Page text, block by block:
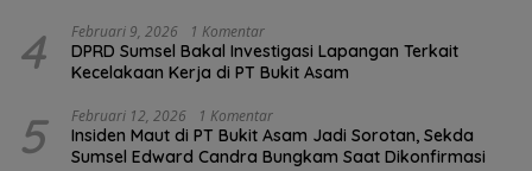
4 Februari 9, 2026 1 Komentar
DPRD Sumsel Bakal Investigasi Lapangan Terkait
Kecelakaan Kerja di PT Bukit Asam
5 Februari 12, 2026 1 Komentar
Insiden Maut di PT Bukit Asam Jadi Sorotan, Sekda
Sumsel Edward Candra Bungkam Saat Dikonfirmasi